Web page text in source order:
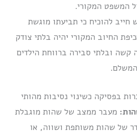
המשפט המקורי.
חייב להוכיח כי תביעתו מוגשת
החיוב המקורי יהיה בלתי צודק
קשה ובלתי סבירה ברווחת הילדים
בפסיקה כשינוי נסיבות מהותי
מעבר ממצב של שהות מוגבלת
של שהות משותפת ושווה, או